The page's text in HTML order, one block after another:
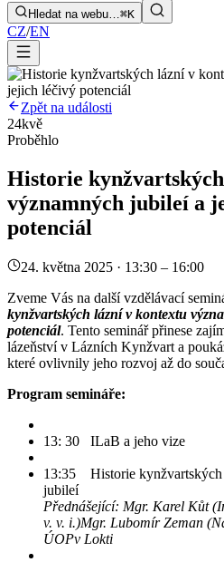
Hledat na webu…⌘K
CZ/EN
Zpět na události
24kvě
Proběhlo
Historie
významných jubileí a
potenciál
24. května 2025 · 13:30 – 16:00
Zveme Vás na další vzdělávací
kynžvartských lázní v kontextu
potenciál. Tento seminář přinese
lázeňství v Lázních Kynžvart a
které ovlivnily jeho rozvoj až do
Program semináře:
13: 30 ILaB a jeho vize
13:35 Historie kynžvartských
jubileí
Přednášející: Mgr. Karel Kůt
v. v. i.)Mgr. Lubomír Zeman
ÚOPv Lokti